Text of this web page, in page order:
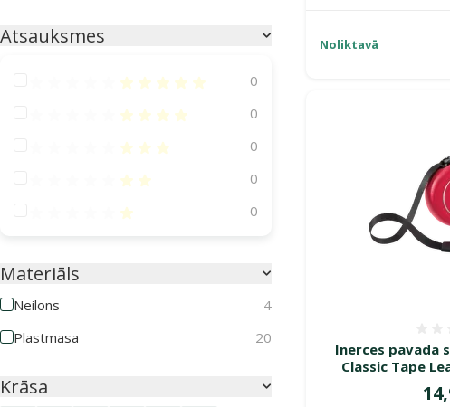
Atsauksmes
Atsauksmes 100%
0
Atsauksmes 80%
0
Atsauksmes 60%
0
Atsauksmes 40%
0
Atsauksmes 20%
0
Materiāls
Neilons
4
Plastmasa
20
Krāsa
Noliktavā
Inerces pavada
Classic Tape